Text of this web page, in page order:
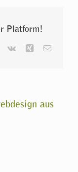
Platform!
Pinterest
Vk Xing E-
aus